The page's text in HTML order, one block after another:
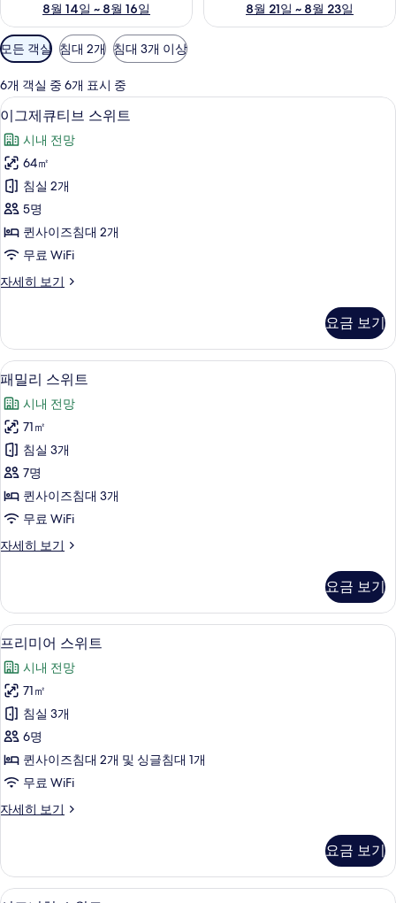
8월 14일 ~ 8월 16일
8월 21일 ~ 8월 23일
객
실
에
사
용
가
능
한
필
터
모든 객실 침대 2개 침대 3개 이상
6개 객실 중 6개 표시 중
이
그
제
큐
티
브
스
트
진
모
두
보
기
이그제큐티브 스위트 | 무료 WiFi, 각
13
이그제큐티브 스위트
시내 전망
64㎡
침실 2개
5명
퀸사이즈침대 2개
무료 WiFi
자세히 보기
이
티
브
스
위
트
자
세
히
보
기
요금 보기
패
밀
리
스
위
트
사
모
보
기
패밀리 스위트 | 무료 WiFi, 각각 다른
38
패밀리 스위트
시내 전망
71㎡
침실 3개
7명
퀸사이즈침대 3개
무료 WiFi
자세히 보기
패
위
트
자
히
보
기
요금 보기
프
리
미
어
스
위
트
진
두
보
프리미어 스위트 | 무료 WiFi, 각각 다
15
프리미어 스위트
시내 전망
71㎡
침실 3개
6명
퀸사이즈침대 2개 및 싱글침대 1개
무료 WiFi
자세히 보기
프
스
위
요금 보기
시 시그니처 스위트 | 거실 공간 | 디지털